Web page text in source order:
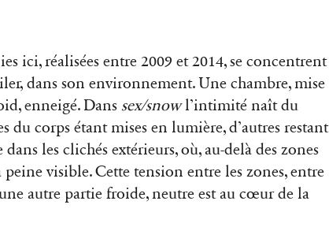
ici, réalisées entre 2009 et 2014, se concentrent
dans son environnement. Une chambre, mise
enneigé. Dans sex/snowl’intimité naît du
du corps étant mises en lumière, d’autres restant
les clichés extérieurs, où, au-delà des zones
visible. Cette tension entre les zones, entre
autre partie froide, neutre est au cœur de la